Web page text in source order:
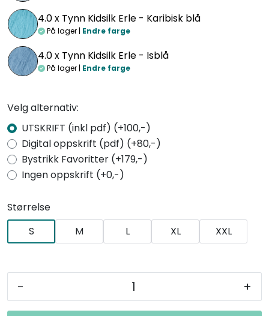
4.0 x Tynn Kidsilk Erle - Karibisk blå
På lager | Endre farge
4.0 x Tynn Kidsilk Erle - Isblå
På lager | Endre farge
Velg alternativ:
UTSKRIFT (inkl pdf) (+100,-)
Digital oppskrift (pdf) (+80,-)
Bystrikk Favoritter (+179,-)
Ingen oppskrift (+0,-)
Størrelse
S
M L XL XXL
- +